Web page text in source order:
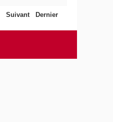
Suivant Dernier